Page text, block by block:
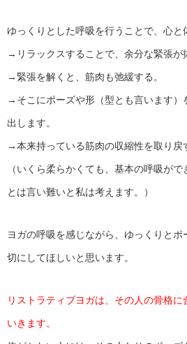
ゆっくりとした呼吸を行うことで、心と
→リラックスすることで、余分な緊張が
→緊張を解くと、筋肉も弛緩する。
→そこにポーズや形（型とも言います）
出します。
→本来持っている筋肉の収縮性を取り戻
（いくら柔らかくても、基本の呼吸が
とは言い難いと私は考えます。）
ヨガの呼吸を感じながら、ゆっくりと
切にしてほしいと思います。
リストラティブヨガは、その人の骨格
いきます。